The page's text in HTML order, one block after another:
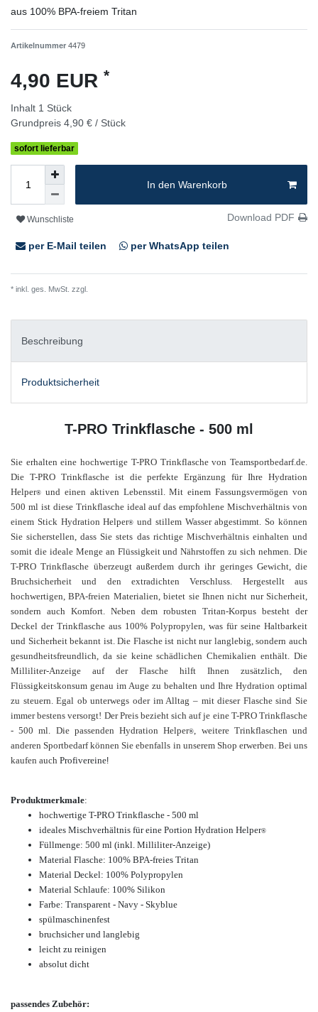
aus 100% BPA-freiem Tritan
Artikelnummer 4479
4,90 EUR *
Inhalt 1 Stück
Grundpreis 4,90 € / Stück
sofort lieferbar
In den Warenkorb
Wunschliste Download PDF
per E-Mail teilen per WhatsApp teilen
* inkl. ges. MwSt. zzgl.
Beschreibung
Produktsicherheit
T-PRO Trinkflasche - 500 ml
Sie erhalten eine hochwertige T-PRO Trinkflasche von Teamsportbedarf.de.
Die T-PRO Trinkflasche ist die perfekte Ergänzung für Ihre Hydration
Helper® und einen aktiven Lebensstil. Mit einem Fassungsvermögen von
500 ml ist diese Trinkflasche ideal auf das empfohlene Mischverhältnis von
einem Stick Hydration Helper® und stillem Wasser abgestimmt. So können
Sie sicherstellen, dass Sie stets das richtige Mischverhältnis einhalten und
somit die ideale Menge an Flüssigkeit und Nährstoffen zu sich nehmen. Die
T-PRO Trinkflasche überzeugt außerdem durch ihr geringes Gewicht, die
Bruchsicherheit und den extradichten Verschluss. Hergestellt aus
hochwertigen, BPA-freien Materialien, bietet sie Ihnen nicht nur Sicherheit,
sondern auch Komfort. Neben dem robusten Tritan-Korpus besteht der
Deckel der Trinkflasche aus 100% Polypropylen, was für seine Haltbarkeit
und Sicherheit bekannt ist. Die Flasche ist nicht nur langlebig, sondern auch
gesundheitsfreundlich, da sie keine schädlichen Chemikalien enthält. Die
Milliliter-Anzeige auf der Flasche hilft Ihnen zusätzlich, den
Flüssigkeitskonsum genau im Auge zu behalten und Ihre Hydration optimal
zu steuern. Egal ob unterwegs oder im Alltag – mit dieser Flasche sind Sie
immer bestens versorgt! Der Preis bezieht sich auf je eine T-PRO Trinkflasche
- 500 ml. Die passenden Hydration Helper®, weitere Trinkflaschen und
anderen Sportbedarf können Sie ebenfalls in unserem Shop erwerben. Bei uns
kaufen auch Profivereine!
Produktmerkmale:
hochwertige T-PRO Trinkflasche - 500 ml
ideales Mischverhältnis für eine Portion Hydration Helper®
Füllmenge: 500 ml (inkl. Milliliter-Anzeige)
Material Flasche: 100% BPA-freies Tritan
Material Deckel: 100% Polypropylen
Material Schlaufe: 100% Silikon
Farbe: Transparent - Navy - Skyblue
spülmaschinenfest
bruchsicher und langlebig
leicht zu reinigen
absolut dicht
passendes Zubehör: